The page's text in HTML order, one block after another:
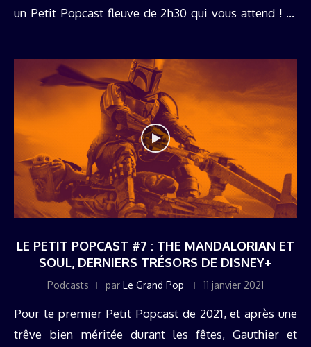
un Petit Popcast fleuve de 2h30 qui vous attend ! Et
LE PETIT POPCAST #7 : THE MANDALORIAN ET
SOUL, DERNIERS TRÉSORS DE DISNEY+
Podcasts par Le Grand Pop 11 janvier 2021
Pour le premier Petit Popcast de 2021, et après une
trêve bien méritée durant les fêtes, Gauthier et